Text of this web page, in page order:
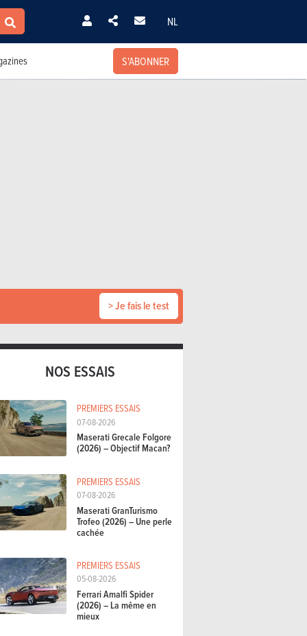
NL
S'ABONNER
> Je fais le test
NOS ESSAIS
PREMIERS ESSAIS
07-08-2026
Maserati Grecale Folgore
(2026) – Objectif Macan?
PREMIERS ESSAIS
07-08-2026
Maserati GranTurismo
Trofeo (2026) – Une perle
cachée
PREMIERS ESSAIS
05-08-2026
Ferrari Amalfi Spider
(2026) – La même en
mieux